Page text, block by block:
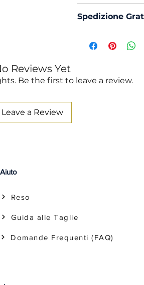
Polso :Tondo
Mouche :Si
con PayPal o
Spedizione
Reviews Yet
Be the first to leave a review.
Leave a Review
Aiuto
Reso
Guida alle Taglie
Domande Frequenti (FAQ)